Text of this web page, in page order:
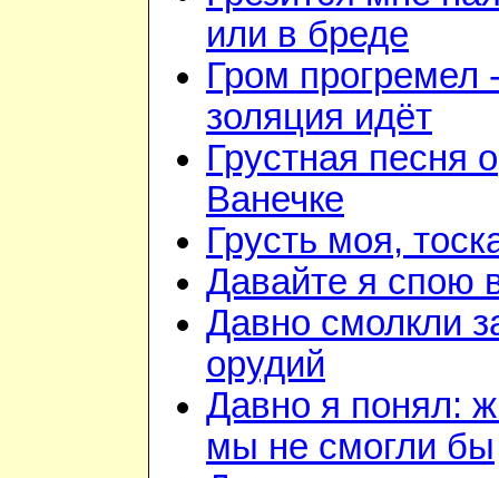
или в бреде
Гром прогремел
золяция идёт
Грустная песня о
Ванечке
Грусть моя,
Давайте я спою
Давно смолкли
орудий
Давно я понял:
мы не смогли бы